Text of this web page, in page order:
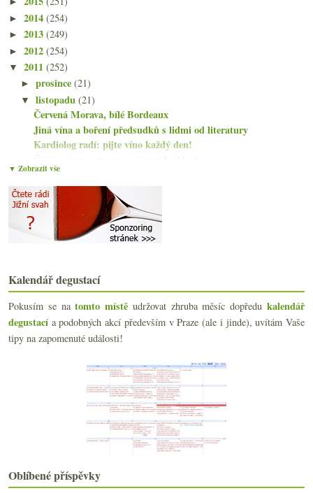
► 2014 (254)
► 2013 (249)
► 2012 (254)
▼ 2011 (252)
►prosince(21)
▼listopadu(21)
Červená Morava, bílé Bordeaux
Jiná vína a boření předsudků s lidmi od literatury
Kardiolog radí: pijte víno každý den!
Čaj se sýrem, ginem a z vinných sklenic
Výsledky ankety „Na internetu víno nakupuji…“
Mlaďoch ze Štýrska a Beaujolais
Těžká rána frankovkářova
Verjus místo citrónu či octa
Vzkaz z Burgenlandu
Tři mladá vína od Autentistů a jejich charta
Výprava za mladými víny a možná i husičkou
Výsledky ankety „Z vinných publikací vrážím peníze...
Albert Seltz třikrát jinak
Pivní SCUK se třiceti vzorky
Nejlepším sommelierem ČR se stává…
Malá vertikála čtyř vlašáků z Mikrosu
Pinot Noir z Čech a Moravy 2006 – část II.
Tolik medailí až oči přecházejí
► srpna(23)
►července(15)
▼ Zobrazit vše
Kalendář degustací
Pokusím se natomto místě udržovat zhruba měsíc dopředukalendář
degustacía podobných akcí především v Praze (ale i jinde), uvítám Vaše
tipy na zapomenuté události!
Oblíbené příspěvky